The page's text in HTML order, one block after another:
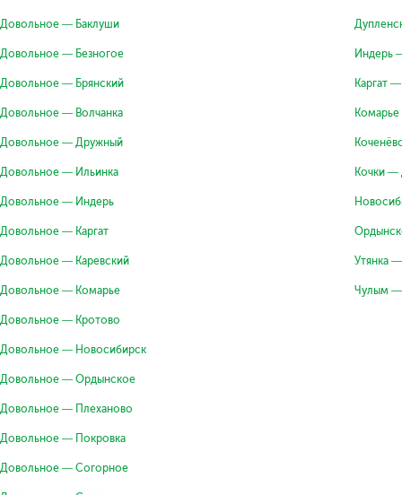
Довольное — Баклуши
Довольное — Безногое
Довольное — Брянский
Довольное — Волчанка
Довольное — Дружный
Довольное — Ильинка
Довольное — Индерь
Довольное — Каргат
Довольное — Каревский
Довольное — Комарье
Довольное — Кротово
Довольное — Новосибирск
Довольное — Ордынское
Довольное — Плеханово
Довольное — Покровка
Довольное — Согорное
Индерь
Каргат
Кочки —
Утянка
Чулым —